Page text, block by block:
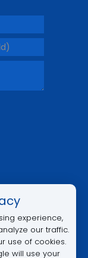
experience,
our traffic.
use of cookies.
will use your